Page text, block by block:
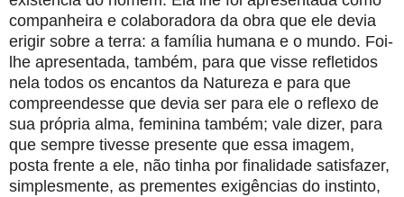
companheira e colaboradora da obra que ele devia
erigir sobre a terra: a família humana e o mundo. Foi-
lhe apresentada, também, para que visse refletidos
nela todos os encantos da Natureza e para que
compreendesse que devia ser para ele o reflexo de
sua própria alma, feminina também; vale dizer, para
que sempre tivesse presente que essa imagem,
posta frente a ele, não tinha por finalidade satisfazer,
simplesmente, as prementes exigências do instinto,